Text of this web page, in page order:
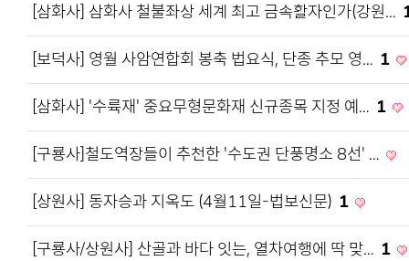
[삼화사] 삼화사 철불좌상 세계 최고 금속활자인가(강원…
[보덕사] 영월 사암연합회 봉축 법요식, 단종 추모 영… 1
[삼화사] '수륙재' 중요무형문화재 신규종목 지정 예… 1
[구룡사]철도역장들이 추천한 '수도권 단풍명소 8선' …
[상원사] 동자승과 지옥도 (4월11일-법보신문) 1
[구룡사/상원사] 산골과 바다 잇는, 열차여행에 딱 맞… 1